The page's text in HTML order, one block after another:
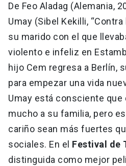
De Feo Aladag (Alemania,
Umay (Sibel Kekilli, “Contra
su marido con el que
violento e infeliz en
hijo Cem regresa a Berlín,
para empezar una vida
Umay está consciente que
mucho a su familia, pero
cariño sean más fuertes
sociales. En el Festival de
distinguida como mejor